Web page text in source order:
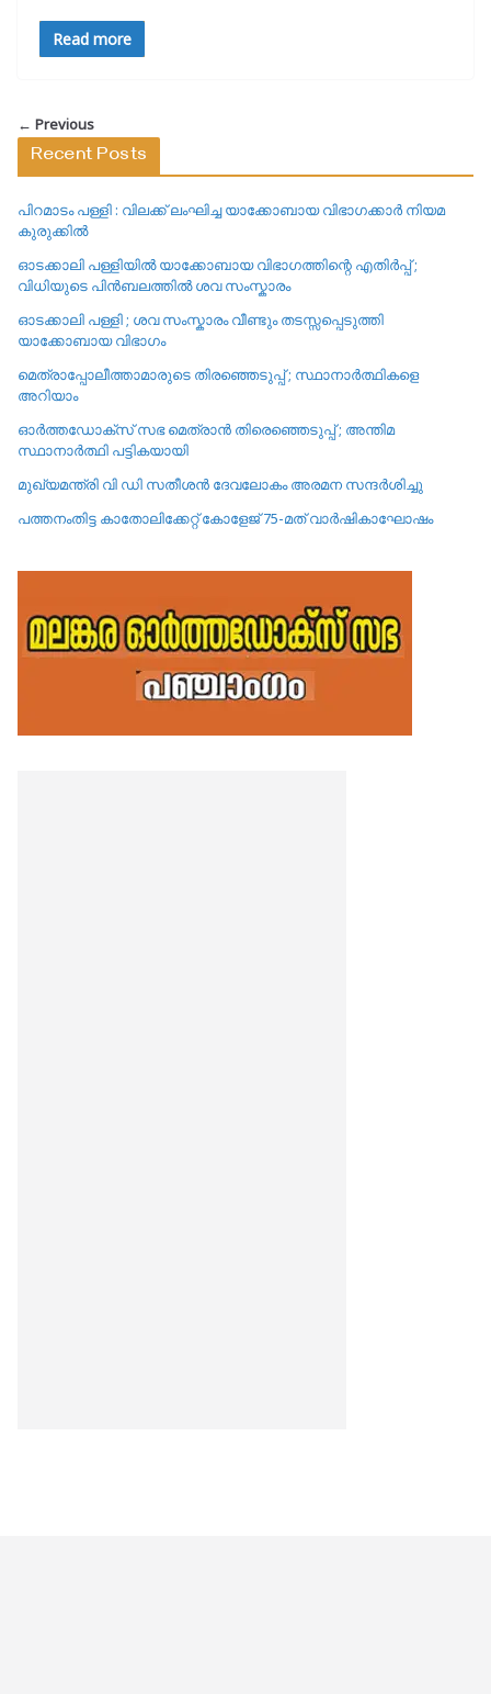
Read more
← Previous
Recent Posts
പിറമാടം പള്ളി : വിലക്ക് ലംഘിച്ച യാക്കോബായ വിഭാഗക്കാർ നിയമ
കുരുക്കിൽ
ഓടക്കാലി പള്ളിയിൽ യാക്കോബായ വിഭാഗത്തിന്റെ എതിർപ്പ് ;
വിധിയുടെ പിൻബലത്തിൽ ശവ സംസ്കാരം
ഓടക്കാലി പള്ളി ; ശവ സംസ്കാരം വീണ്ടും തടസ്സപ്പെടുത്തി
യാക്കോബായ വിഭാഗം
മെത്രാപ്പോലീത്താമാരുടെ തിരഞ്ഞെടുപ്പ് ; സ്ഥാനാർത്ഥികളെ
അറിയാം
ഓർത്തഡോക്സ് സഭ മെത്രാൻ തിരെഞ്ഞെടുപ്പ് ; അന്തിമ
സ്ഥാനാർത്ഥി പട്ടികയായി
മുഖ്യമന്ത്രി വി ഡി സതീശൻ ദേവലോകം അരമന സന്ദർശിച്ചു
പത്തനംതിട്ട കാതോലിക്കേറ്റ്‌ കോളേജ്‌ 75-മത് വാർഷികാഘോഷം